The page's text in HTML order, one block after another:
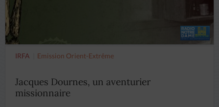
IRFA Emission Orient-Extrême
Jacques Dournes, un aventurier
missionnaire